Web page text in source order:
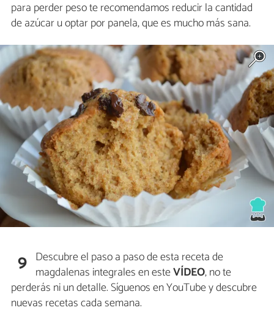
para perder peso te recomendamos reducir la cantidad
de azúcar u optar por panela, que es mucho más sana.
9 Descubre el paso a paso de esta receta de
magdalenas integrales en esteVÍDEO, no te
perderás ni un detalle. Síguenos en YouTube y descubre
nuevas recetas cada semana.